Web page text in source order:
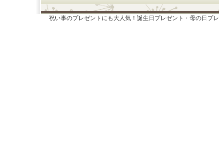
祝い事のプレゼントにも大人気！誕生日プレゼント・母の日プ